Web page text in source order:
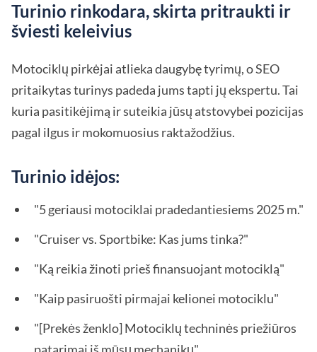
Turinio rinkodara, skirta pritraukti ir
šviesti keleivius
Motociklų pirkėjai atlieka daugybę tyrimų, o SEO
pritaikytas turinys padeda jums tapti jų ekspertu. Tai
kuria pasitikėjimą ir suteikia jūsų atstovybei pozicijas
pagal ilgus ir mokomuosius raktažodžius.
Turinio idėjos:
"5 geriausi motociklai pradedantiesiems 2025 m."
"Cruiser vs. Sportbike: Kas jums tinka?"
"Ką reikia žinoti prieš finansuojant motociklą"
"Kaip pasiruošti pirmajai kelionei motociklu"
"[Prekės ženklo] Motociklų techninės priežiūros